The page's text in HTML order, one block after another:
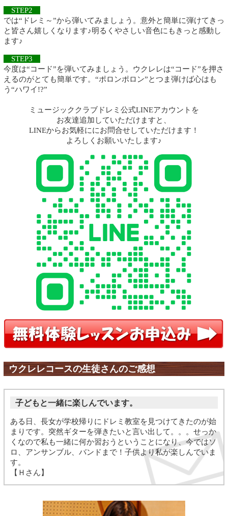
STEP2
では“ドレミ～”から弾いてみましょう。意外と簡単に弾けてきっ
と皆さん嬉しくなります♪明るくやさしい音色にもきっと感動し
ます♪
STEP3
今度は“コード”を弾いてみましょう。ウクレレは“コード”を押さ
えるのがとても簡単です。“ポロンポロン”とつま弾けば心はも
う“ハワイ!?”
ミュージッククラブドレミ公式LINEアカウントを
お友達追加していただけますと、
LINEからお気軽ににお問合せしていただけます！
よろしくお願いいたします♪
ウクレレコースの生徒さんのご感想
子どもと一緒に楽しんでいます。
ある日、長女が学校帰りにドレミ教室を見つけてきたのが始
まりです。突然ギターを弾きたいと言い出して。。。せっか
くなので私も一緒に何か習おうということになり、今ではソ
ロ、アンサンブル、バンドまで！子供より私が楽しんでいま
す。
【Ｈさん】